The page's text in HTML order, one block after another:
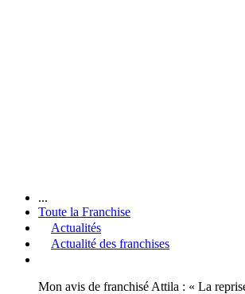
...
Toute la Franchise
Actualités
Actualité des franchises
Mon avis de franchisé Attila : « La